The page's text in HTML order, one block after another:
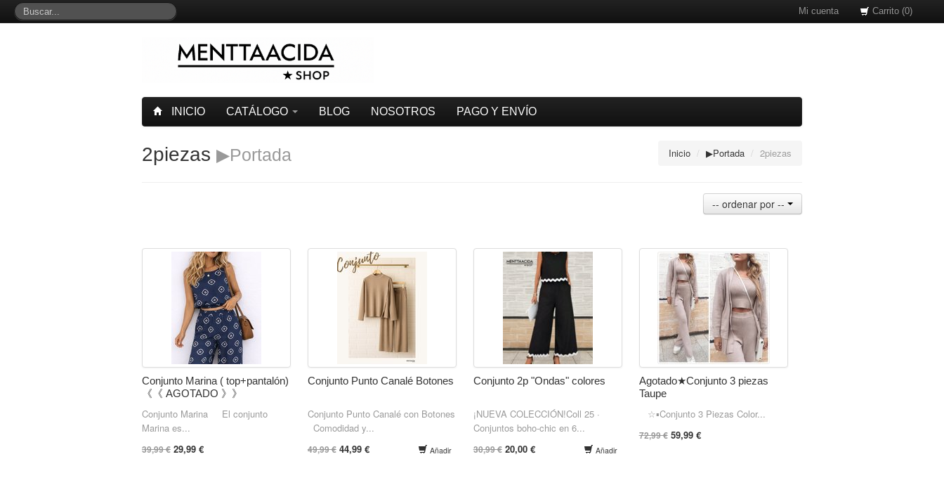
Mi cuenta Carrito (0)
INICIO CATÁLOGO BLOG NOSOTROS PAGO Y ENVÍO
Inicio / ▶Portada / 2piezas
2piezas ▶Portada
-- ordenar por --
Conjunto Marina ( top+pantalón)
《《 AGOTADO 》》
Conjunto Marina El conjunto
Marina es...
39,99 € 29,99 €
Conjunto Punto Canalé Botones
Conjunto Punto Canalé con Botones
Comodidad y...
49,99 €44,99 € Añadir
Conjunto 2p "Ondas" colores
¡NUEVA COLECCIÓN!Coll 25 ·
Conjuntos boho-chic en 6...
30,99 €20,00 € Añadir
Agotado★Conjunto 3 piezas
Taupe
☆▪︎Conjunto 3 Piezas Color...
72,99 €59,99 €